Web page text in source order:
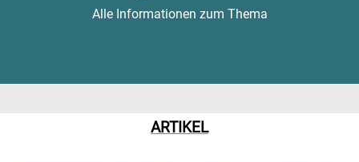
Alle Informationen zum Thema
ARTIKEL